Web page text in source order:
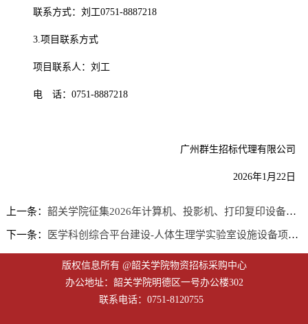
联系方式：刘工0751-8887218
3.项目联系方式
项目联系人：刘工
电 话： 0751-8887218
广州群生招标代理有限公司
2026年1月22日
上一条： 韶关学院征集2026年计算机、投影机、打印复印设备维修维护服务商结果公告
下一条： 医学科创综合平台建设-人体生理学实验室设施设备项目（二次）中标结果公告
版权信息所有 @韶关学院物资招标采购中心
办公地址：韶关学院明德区一号办公楼302
联系电话：0751-8120755